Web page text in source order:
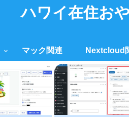
ハワイ在住お
マック関連 Nextcloud